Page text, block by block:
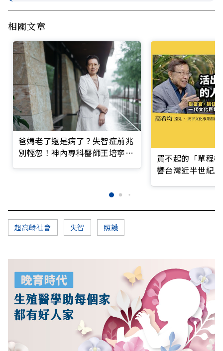
相關文章
爸媽老了還是病了？失智症前兆
別輕忽！神內專科醫師王培寧呼
買不起的「單程
響台灣近半世紀
超高齡社會 失智 照護